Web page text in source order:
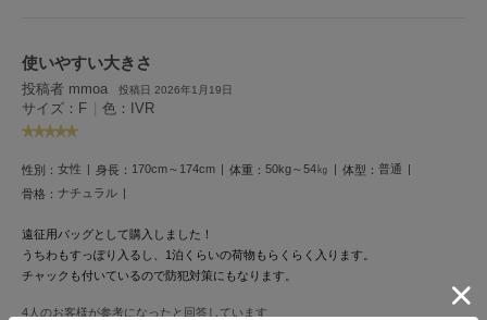
MUCHA
ミュシャ
ニューバランス
nezu
ネズ
NIKE
使いやすい大きさ
投稿者 mmoa 投稿日 2026年1月19日
サイズ：F 色：IVR
性別： 女性 身長： 170cm～174cm 体重： 50kg～54㎏ 体型： 普通
骨格： ナチュラル
遠征用バッグとして購入しました！
うちわもすっぽり入るし、1泊くらいの荷物もらくらく入ります。
チャックも付いているので防犯対策にもなります。
4人のお客様が参考になったと回答しています